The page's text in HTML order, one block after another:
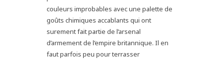
couleurs improbables avec une palette de
goûts chimiques accablants qui ont
surement fait partie de l’arsenal
d’armement de l’empire britannique. Il en
faut parfois peu pour terrasser